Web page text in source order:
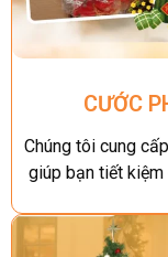
CƯỚC
Chúng tôi cung
giúp bạn tiết